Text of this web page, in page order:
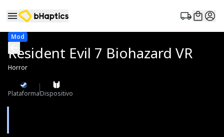
Mod
Resident Evil 7 Biohazard VR
Horror
PlataformaDispositivo